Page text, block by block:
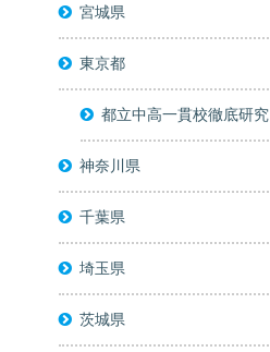
宮城県
東京都
都立中高一貫校徹底研究
神奈川県
千葉県
埼玉県
茨城県